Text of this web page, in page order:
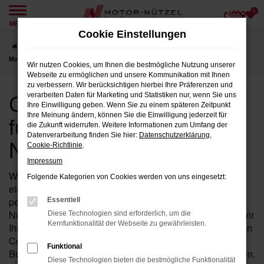
Zum
springen
MENÜ
0
Motor-Nützel
CUPRA Born Fahrzeuge
für Coburg bei Motor-
Nützel
Wenn Sie in der Nähe von Coburg auf der Suche nach
einem Fahrzeug sind, das Leistung, Stil und Komfort
perfekt vereint, dann ist der Born von CUPRA bei Motor-
Nützel die ideale Wahl für Sie. Seit über 90 Jahren sind wir
Ihr vertrauenswürdiges CUPRA Autohaus in der Nähe von
Coburg und bieten Ihnen eine umfassende Auswahl an
Born Fahrzeugen, die all Ihre Erwartungen erfüllen werden.
Cookie Einstellungen
Wir nutzen Cookies, um Ihnen die bestmögliche Nutzung unserer
Webseite zu ermöglichen und unsere Kommunikation mit Ihnen
zu verbessern. Wir berücksichtigen hierbei Ihre Präferenzen und
verarbeiten Daten für Marketing und Statistiken nur, wenn Sie uns
Ihre Einwilligung geben. Wenn Sie zu einem späteren Zeitpunkt
Ihre Meinung ändern, können Sie die Einwilligung jederzeit für
die Zukunft widerrufen. Weitere Informationen zum Umfang der
Datenverarbeitung finden Sie hier: Datenschutzerklärung,
Cookie-Richtlinie.
Impressum
Folgende Kategorien von Cookies werden von uns eingesetzt:
Essentiell
Diese Technologien sind erforderlich, um die
Kernfunktionalität der Webseite zu gewährleisten.
Funktional
Diese Technologien bieten die bestmögliche Funktionalität